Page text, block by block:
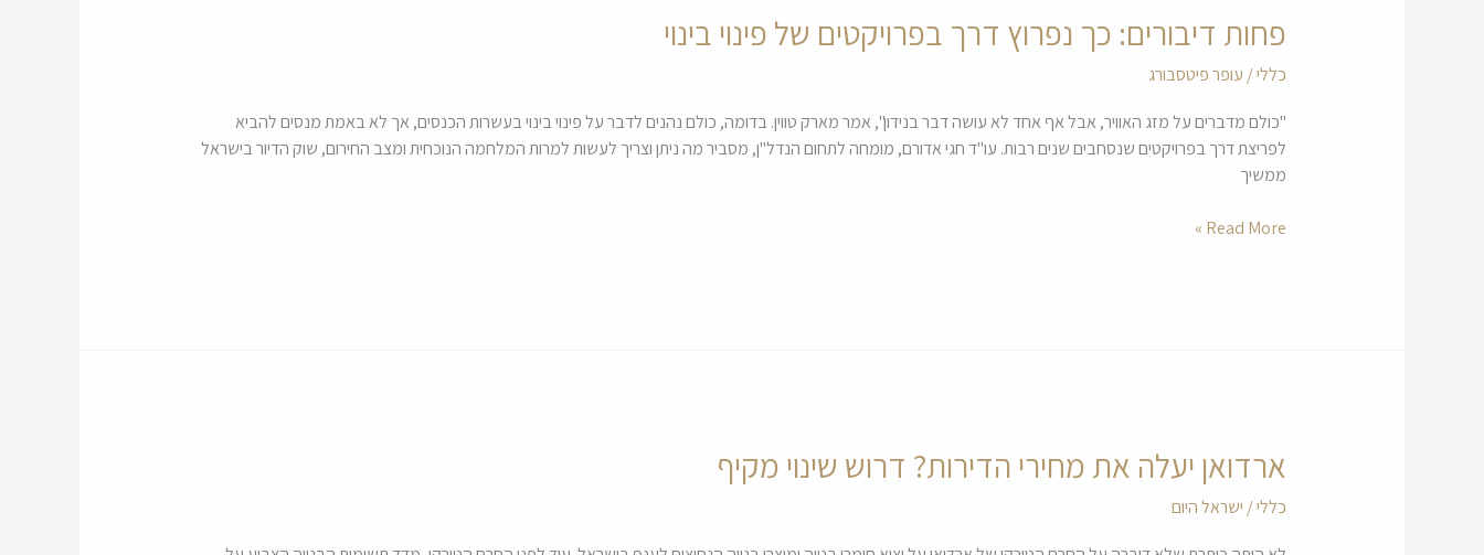
פחות דיבורים: כך נפרוץ דרך בפרויקטים של פינוי בינוי
כללי/ עופר פיטסבורג
"כולם מדברים על מזג האוויר, אבל אף אחד לא עושה דבר בנידון", אמר מארק טווין. בדומה, כולם נהנים לדבר על פינוי בינוי בעשרות הכנסים, אך לא באמת מנסים להביא
לפריצת דרך בפרויקטים שנסחבים שנים רבות. עו"ד חגי אדורם, מומחה לתחום הנדל"ן, מסביר מה ניתן וצריך לעשות למרות המלחמה הנוכחית ומצב החירום, שוק הדיור בישראל
ממשיך
פחות
דיבורים:
כך
דרך
בפרויקטים
של
בינוי
Read More »
ארדואן יעלה את מחירי הדירות? דרוש שינוי מקיף
כללי/ ישראל היום
ארדואן
יעלה
את